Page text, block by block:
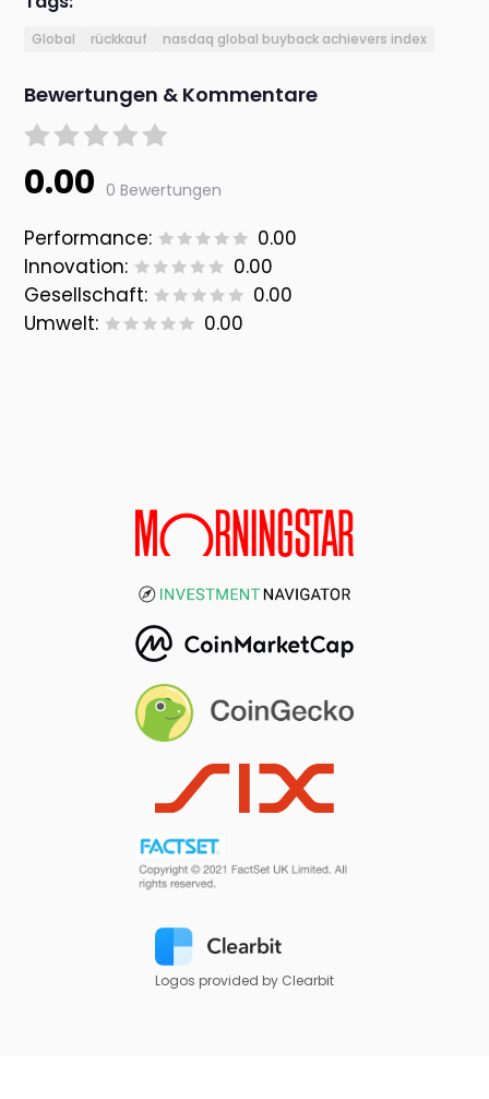
Global rückkauf nasdaq global buyback achievers index
Bewertungen & Kommentare
0.00 0 Bewertungen
Performance:
0.00
Innovation:
0.00
Gesellschaft:
0.00
Umwelt:
0.00
Logos provided by Clearbit